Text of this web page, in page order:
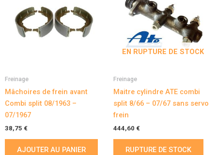
Freinage
Mâchoires de frein avant
Combi split 08/1963 –
07/1967
38,75 €
AJOUTER AU PANIER
EN RUPTURE DE STOCK
Freinage
Maitre cylindre ATE combi
split 8/66 – 07/67 sans servo
frein
444,60 €
RUPTURE DE STOCK